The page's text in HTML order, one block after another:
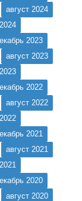
август 2024
2023
август 2023
2022
август 2022
2021
август 2021
2020
август 2020